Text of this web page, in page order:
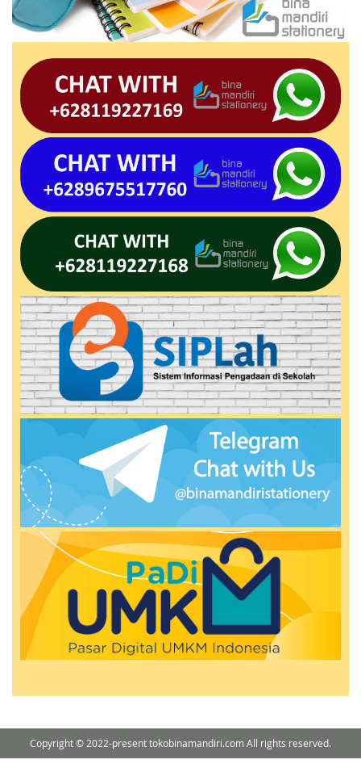
Copyright © 2022-present tokobinamandiri.com All rights reserved.